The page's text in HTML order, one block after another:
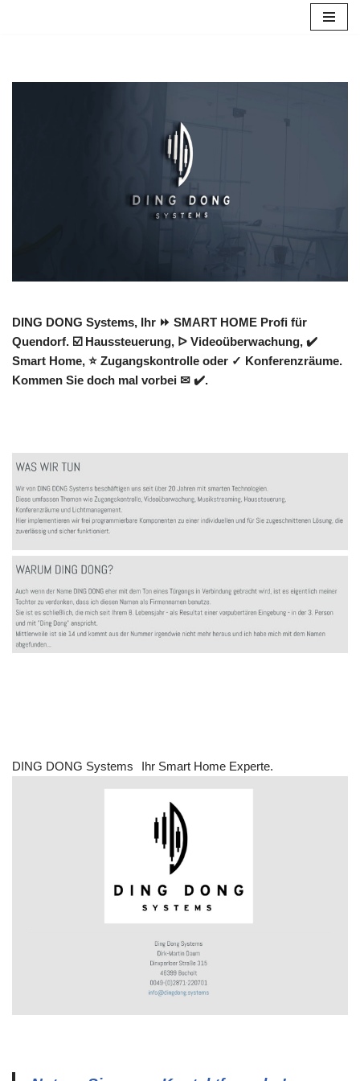
springen
DING DONG Systems, Ihr ⏩ SMART HOME Profi für
Quendorf. ☑️ Haussteuerung, ᐅ Videoüberwachung, ✔️
Smart Home, ⭐ Zugangskontrolle oder ✓ Konferenzräume.
Kommen Sie doch mal vorbei ✉ ✔️.
DING DONG Systems Ihr Smart Home Experte.